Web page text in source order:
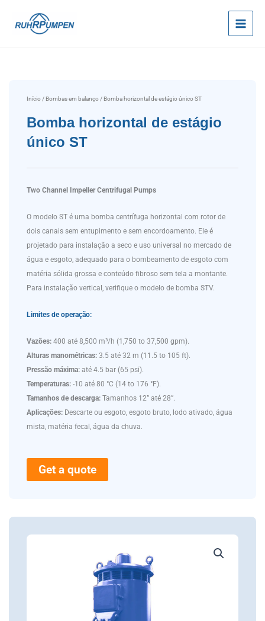
para
Início /Bombas em balanço / Bomba horizontal de estágio único ST
Bomba horizontal de estágio
único ST
Two Channel Impeller Centrifugal Pumps
O modelo ST é uma bomba centrífuga horizontal com rotor de
dois canais sem entupimento e sem encordoamento. Ele é
projetado para instalação a seco e uso universal no mercado de
água e esgoto, adequado para o bombeamento de esgoto com
matéria sólida grossa e conteúdo fibroso sem tela a montante.
Para instalação vertical, verifique o modelo de bomba STV.
Limites de operação:
Vazões: 400 até 8,500 m³/h (1,750 to 37,500 gpm).
Alturas manométricas: 3.5 até 32 m (11.5 to 105 ft).
Pressão máxima: até 4.5 bar (65 psi).
Temperaturas: -10 até 80 °C (14 to 176 °F).
Tamanhos de descarga: Tamanhos 12” até 28”.
Aplicações: Descarte ou esgoto, esgoto bruto, lodo ativado, água
mista, matéria fecal, água da chuva.
Get a quote